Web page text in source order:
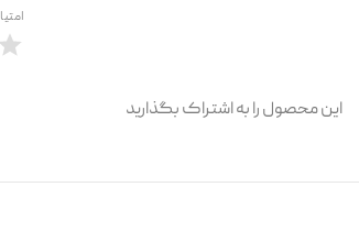
این محصول را به اشتراک بگذارید